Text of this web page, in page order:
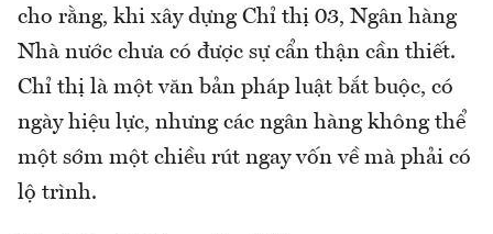
cho rằng, khi xây dựng Chỉ thị 03, Ngân hàng
Nhà nước chưa có được sự cẩn thận cần thiết.
Chỉ thị là một văn bản pháp luật bắt buộc, có
ngày hiệu lực, nhưng các ngân hàng không thể
một sớm một chiều rút ngay vốn về mà phải có
lộ trình.